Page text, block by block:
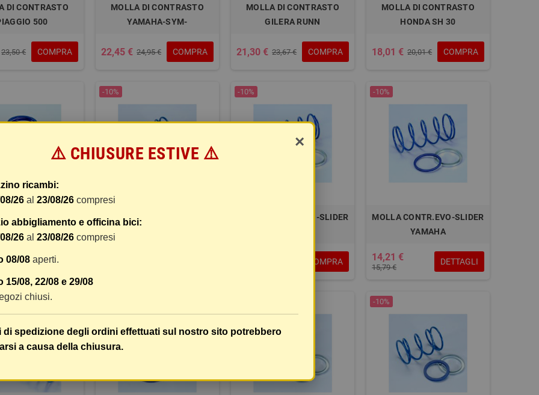
DI CONTRASTO
500
23,50 € COMPRA
MOLLA DI CONTRASTO
YAMAHA-SYM-
22,45 € 24,95 € COMPRA
MOLLA DI CONTRASTO
GILERA RUNN
21,30 € 23,67 € COMPRA
MOLLA DI CONTRASTO
HONDA SH 30
18,01 € 20,01 € COMPRA
DI CONT.HONDA
SILV.W.400
21,80 € COMPRA
-10%
MOLLA CONTR.EVO-SLIDER
-10%
MOLLA CONTR.EVO-SLIDER
COMPRA
-10%
MOLLA CONTR.EVO-SLIDER
YAMAHA
14,21 €
15,79 €
DETTAGLI
-10%
×
⚠️ CHIUSURE ESTIVE ⚠️
ricambi:
26 al 23/08/26 compresi
abbigliamento e officina bici:
26 al 23/08/26 compresi
08/08 aperti.
15/08, 22/08 e 29/08
chiusi.
di spedizione degli ordini effettuati sul nostro sito potrebbero
a causa della chiusura.